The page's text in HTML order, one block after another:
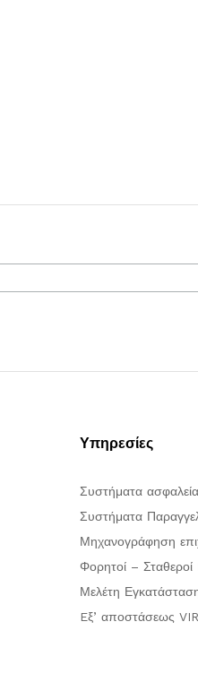
Υπηρεσίες
Συστήματα
Συστήματα
Μηχανογράφηση
Φορητοί –
Μελέτη
Eξ’ αποστάσεως